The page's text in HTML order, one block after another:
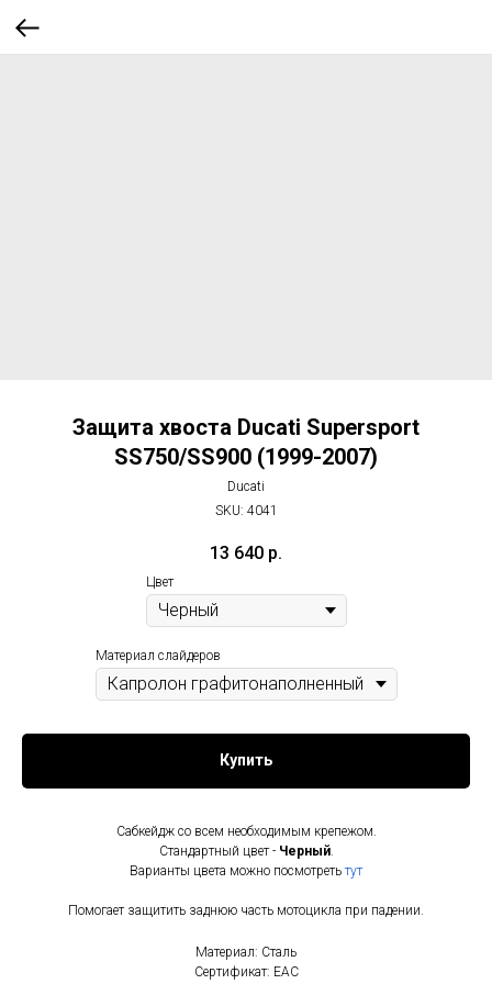
Защита хвоста Ducati Supersport
SS750/SS900 (1999-2007)
Ducati
SKU: 4041
13 640 р.
Цвет
Материал слайдеров
Купить
Сабкейдж со всем необходимым крепежом.
Стандартный цвет - Черный.
Варианты цвета можно посмотреть тут
Помогает защитить заднюю часть мотоцикла при падении.
Материал: Сталь
Сертификат: EAC